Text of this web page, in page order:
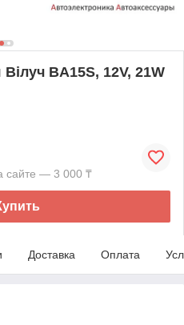
BA15S, 12V, 21W
сайте — 3 000 ₸
Доставка Оплата